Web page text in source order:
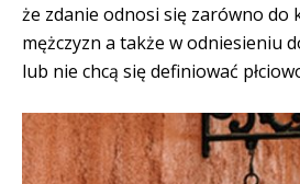
że zdanie odnosi się zarówno do
mężczyzn a także w odniesieniu
lub nie chcą się definiować